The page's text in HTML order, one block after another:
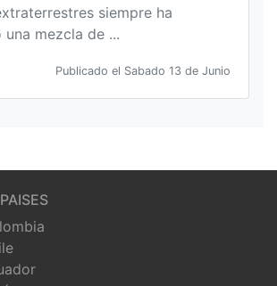
siempre ha
mezcla de ...
Publicado el Sabado 13 de Junio